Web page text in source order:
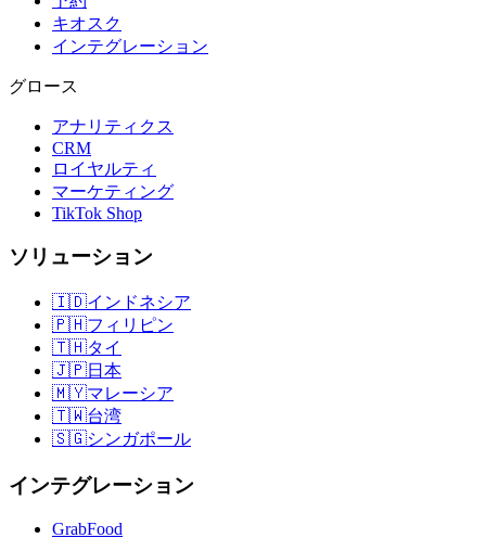
キオスク
インテグレーション
グロース
アナリティクス
CRM
ロイヤルティ
マーケティング
TikTok Shop
ソリューション
🇮🇩インドネシア
🇵🇭フィリピン
🇹🇭タイ
🇯🇵日本
🇲🇾マレーシア
🇹🇼台湾
🇸🇬シンガポール
インテグレーション
GrabFood